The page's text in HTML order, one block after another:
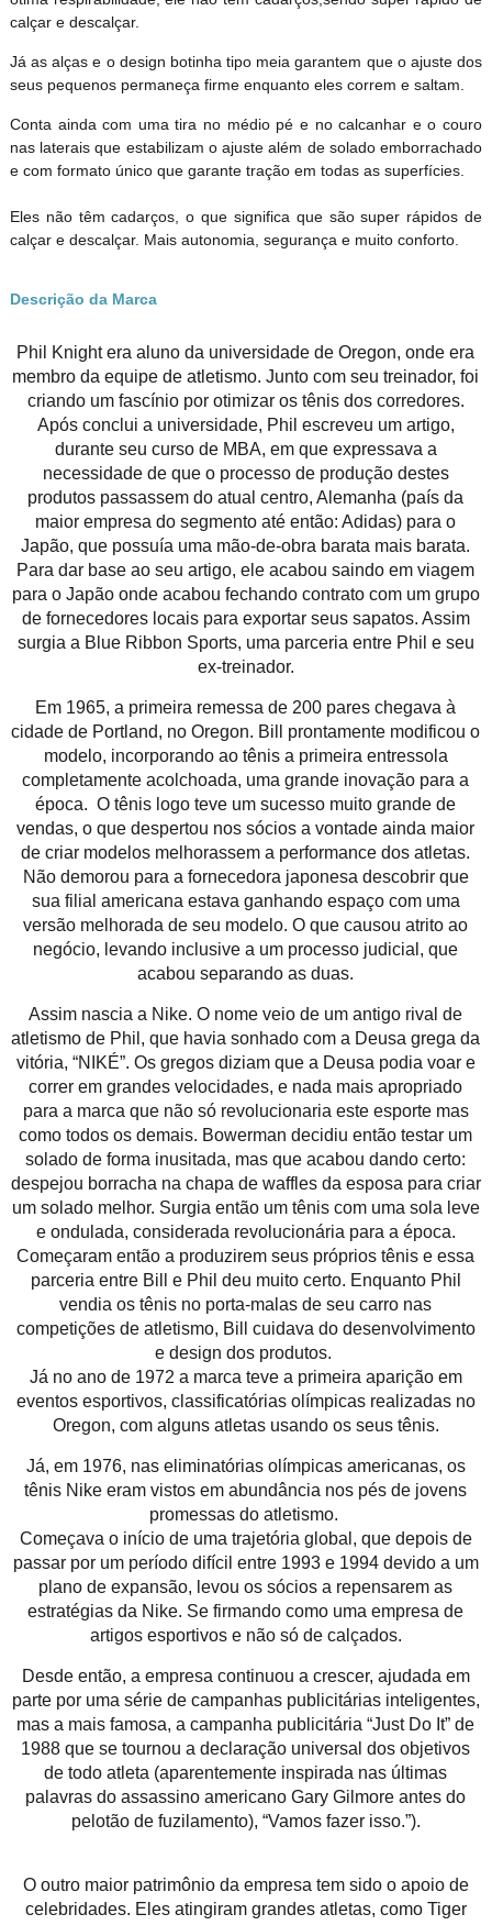
calçar e descalçar.
Já as alças e o design botinha tipo meia garantem que o ajuste dos
seus pequenos permaneça firme enquanto eles correm e saltam.
Conta ainda com uma tira no médio pé e no calcanhar e o couro
nas laterais que estabilizam o ajuste além de solado emborrachado
e com formato único que garante tração em todas as superfícies.
Eles não têm cadarços, o que significa que são super rápidos de
calçar e descalçar. Mais autonomia, segurança e muito conforto.
Descrição da Marca
Phil Knight era aluno da universidade de Oregon, onde era
membro da equipe de atletismo. Junto com seu treinador, foi
criando um fascínio por otimizar os tênis dos corredores.
Após conclui a universidade, Phil escreveu um artigo,
durante seu curso de MBA, em que expressava a
necessidade de que o processo de produção destes
produtos passassem do atual centro, Alemanha (país da
maior empresa do segmento até então: Adidas) para o
Japão, que possuía uma mão-de-obra barata mais barata.
Para dar base ao seu artigo, ele acabou saindo em viagem
para o Japão onde acabou fechando contrato com um grupo
de fornecedores locais para exportar seus sapatos. Assim
surgia a Blue Ribbon Sports, uma parceria entre Phil e seu
ex-treinador.
Em 1965, a primeira remessa de 200 pares chegava à
cidade de Portland, no Oregon. Bill prontamente modificou o
modelo, incorporando ao tênis a primeira entressola
completamente acolchoada, uma grande inovação para a
época. O tênis logo teve um sucesso muito grande de
vendas, o que despertou nos sócios a vontade ainda maior
de criar modelos melhorassem a performance dos atletas.
Não demorou para a fornecedora japonesa descobrir que
sua filial americana estava ganhando espaço com uma
versão melhorada de seu modelo. O que causou atrito ao
negócio, levando inclusive a um processo judicial, que
acabou separando as duas.
Assim nascia a Nike. O nome veio de um antigo rival de
atletismo de Phil, que havia sonhado com a Deusa grega da
vitória, “NIKÉ”. Os gregos diziam que a Deusa podia voar e
correr em grandes velocidades, e nada mais apropriado
para a marca que não só revolucionaria este esporte mas
como todos os demais. Bowerman decidiu então testar um
solado de forma inusitada, mas que acabou dando certo:
despejou borracha na chapa de waffles da esposa para criar
um solado melhor. Surgia então um tênis com uma sola leve
e ondulada, considerada revolucionária para a época.
Começaram então a produzirem seus próprios tênis e essa
parceria entre Bill e Phil deu muito certo. Enquanto Phil
vendia os tênis no porta-malas de seu carro nas
competições de atletismo, Bill cuidava do desenvolvimento
e design dos produtos.
Já no ano de 1972 a marca teve a primeira aparição em
eventos esportivos, classificatórias olímpicas realizadas no
Oregon, com alguns atletas usando os seus tênis.
Já, em 1976, nas eliminatórias olímpicas americanas, os
tênis Nike eram vistos em abundância nos pés de jovens
promessas do atletismo.
Começava o início de uma trajetória global, que depois de
passar por um período difícil entre 1993 e 1994 devido a um
plano de expansão, levou os sócios a repensarem as
estratégias da Nike. Se firmando como uma empresa de
artigos esportivos e não só de calçados.
Desde então, a empresa continuou a crescer, ajudada em
parte por uma série de campanhas publicitárias inteligentes,
mas a mais famosa, a campanha publicitária “Just Do It” de
1988 que se tournou a declaração universal dos objetivos
de todo atleta (aparentemente inspirada nas últimas
palavras do assassino americano Gary Gilmore antes do
pelotão de fuzilamento), “Vamos fazer isso.”).
O outro maior patrimônio da empresa tem sido o apoio de
celebridades. Eles atingiram grandes atletas, como Tiger